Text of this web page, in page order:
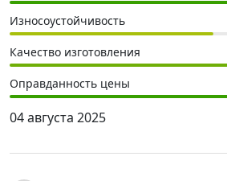
Износоустойчивость
Качество изготовления
Оправданность цены
04 августа 2025